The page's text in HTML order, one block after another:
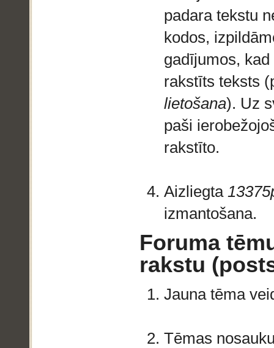
padara tekstu
kodos,
gadījumos,
rakstīts teksts
lietošana). Uz
paši
rakstīto.
Aizliegta
izmantošana.
Foruma
rakstu
Jauna tēma
Tēmas